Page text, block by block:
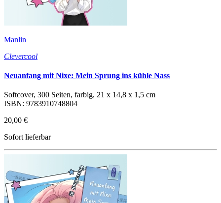
Manlin
Clevercool
Neuanfang mit Nixe: Mein Sprung ins kühle Nass
Softcover, 300 Seiten, farbig, 21 x 14,8 x 1,5 cm
ISBN: 9783910748804
20,00 €
Sofort lieferbar